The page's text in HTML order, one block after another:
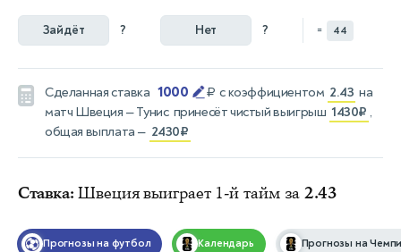
Зайдёт ? Нет ? = 44
Сделанная ставка 1000 ₽ с коэффициентом 2.43 на
матч Швеция — Тунис принесёт чистый выигрыш 1430₽ ,
общая выплата — 2430₽
Ставка: Швеция выиграет 1-й тайм за2.43
Прогнозы на футбол Календарь Прогнозы на